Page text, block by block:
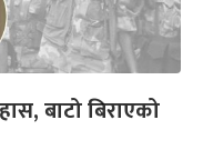
बाटो बिराएको